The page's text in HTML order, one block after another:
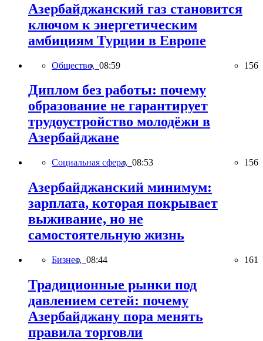
Азербайджанский газ становится
ключом к энергетическим
амбициям Турции в Европе
Общество, 08:59 156
Диплом без работы: почему
образование не гарантирует
трудоустройство молодёжи в
Азербайджане
Социальная сфера, 08:53 156
Азербайджанский минимум:
зарплата, которая покрывает
выживание, но не
самостоятельную жизнь
Бизнес, 08:44 161
Традиционные рынки под
давлением сетей: почему
Азербайджану пора менять
правила торговли